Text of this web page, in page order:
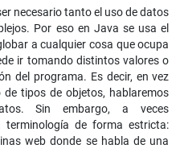
necesario tanto el uso de datos
Por eso en Java se usa el
a cualquier cosa que ocupa
ir tomando distintos valores o
del programa. Es decir, en vez
tipos de objetos, hablaremos
Sin embargo, a veces
terminología de forma estricta:
web donde se habla de una